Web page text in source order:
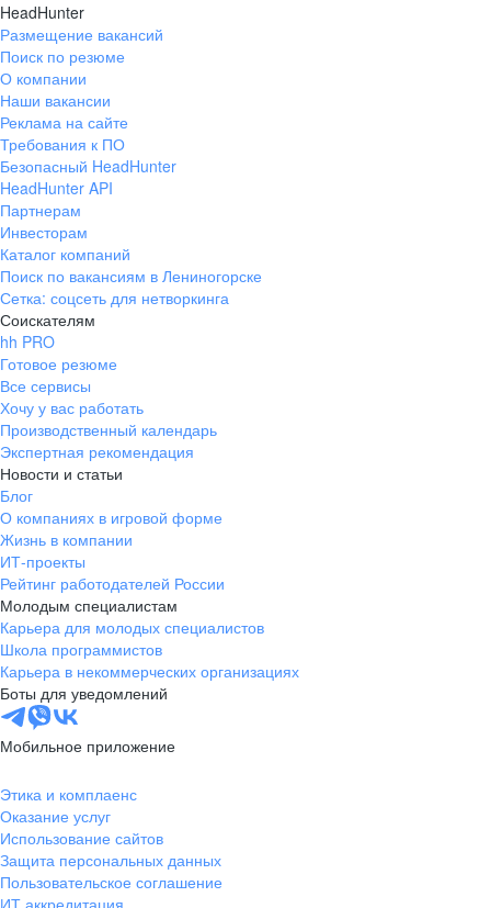
HeadHunter
Размещение вакансий
Поиск по резюме
О компании
Наши вакансии
Реклама на сайте
Требования к ПО
Безопасный HeadHunter
HeadHunter API
Партнерам
Инвесторам
Каталог компаний
Поиск по вакансиям в Лениногорске
Сетка: соцсеть для нетворкинга
Соискателям
hh PRO
Готовое резюме
Все сервисы
Хочу у вас работать
Производственный календарь
Экспертная рекомендация
Новости и статьи
Блог
О компаниях в игровой форме
Жизнь в компании
ИТ-проекты
Рейтинг работодателей России
Молодым специалистам
Карьера для молодых специалистов
Школа программистов
Карьера в некоммерческих организациях
Боты для уведомлений
Мобильное приложение
Этика и комплаенс
Оказание услуг
Использование сайтов
Защита персональных данных
Пользовательское соглашение